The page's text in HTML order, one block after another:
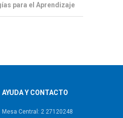
para el Aprendizaje
AYUDA Y CONTACTO
Mesa Central: 2 27120248